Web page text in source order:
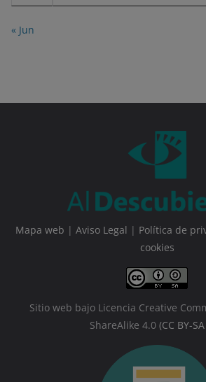
« Jun
Mapa web | Aviso Legal | Política de
cookies
Sitio web bajo Licencia Creative
ShareAlike 4.0 (CC BY-